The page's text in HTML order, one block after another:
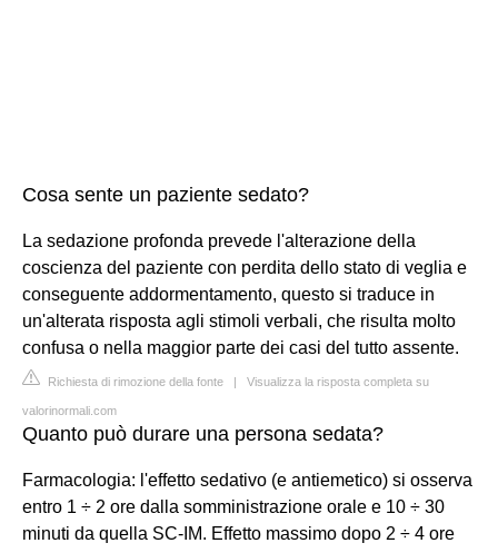
Cosa sente un paziente sedato?
La sedazione profonda prevede l'alterazione della
coscienza del paziente con perdita dello stato di veglia e
conseguente addormentamento, questo si traduce in
un'alterata risposta agli stimoli verbali, che risulta molto
confusa o nella maggior parte dei casi del tutto assente.
Richiesta di rimozione della fonte | Visualizza la risposta completa su
valorinormali.com
Quanto può durare una persona sedata?
Farmacologia: l'effetto sedativo (e antiemetico) si osserva
entro 1 ÷ 2 ore dalla somministrazione orale e 10 ÷ 30
minuti da quella SC-IM. Effetto massimo dopo 2 ÷ 4 ore